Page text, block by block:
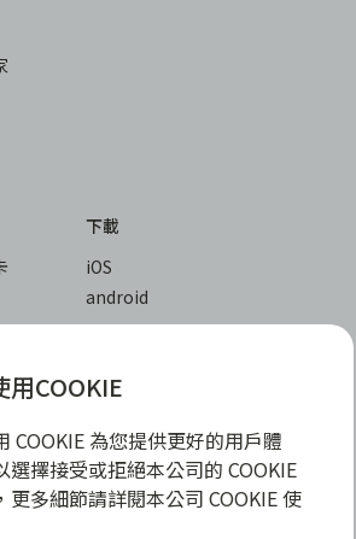
下載
iOS
android
，理性理財最安心
融沒有代辦公司及代辦業務，也未與代辦
提供實體銀行提款卡或實體信用卡，請提
用COOKIE
COOKIE 為您提供更好的用戶體
選擇接受或拒絕本公司的 COOKIE
更多細節請詳閱本公司 COOKIE 使